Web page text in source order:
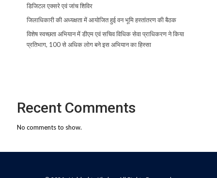
डिजिटल एक्सरे एवं जांच शिविर
जिलाधिकारी की अध्यक्षता में आयोजित हुई वन भूमि हस्तांतरण की बैठक
विशेष स्वच्छता अभियान में डीएम एवं सचिव विधिक सेवा प्राधिकरण ने किया
प्रतिभाग, 100 से अधिक लोग बने इस अभियान का हिस्सा
Recent Comments
No comments to show.